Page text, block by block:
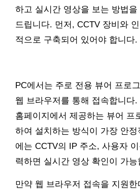
하고 실시간 영상을 보는 방법을
드립니다. 먼저, CCTV 장비와
적으로 구축되어 있어야 합니다.
PC에서는 주로 전용 뷰어 프로
웹 브라우저를 통해 접속합니다
홈페이지에서 제공하는 뷰어 프
하여 설치하는 방식이 가장 안
에는 CCTV의 IP 주소, 사용자
력하면 실시간 영상 확인이 가능
만약 웹 브라우저 접속을 지원한